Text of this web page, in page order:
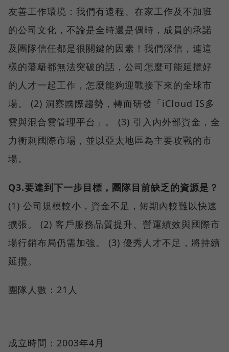
友善工作環境：我們有遠程、在家工作及不加班
的公司文化，不論是全時還是偶時，成員的承諾
及團隊信任都是很關鍵的因素！我們深信，連這
樣的藩籬都無法突破的話，公司怎麼可能延攬好
的人才一起工作，怎麼能夠迎戰接下來的全球市
場。 (2) 洞察國際趨勢，轉而研發「iCloud IS多
雲與混合雲管理平台」。 (3) 引入內外部資金，全
力衝刺國際市場，並以亞太地區為主要攻戰的市
場。
Q3.要達到下一步目標，團隊目前缺乏的資源是？
(1) 公司規模較小，資金不足，短期內較難以快速
擴張。 (2) 客戶服務品質提升、營運績效與國際市
場行銷布局仍需加強。 (3) 優秀人才不足，將持續
延攬。
團隊人數：21人
成立時間：2003年4月